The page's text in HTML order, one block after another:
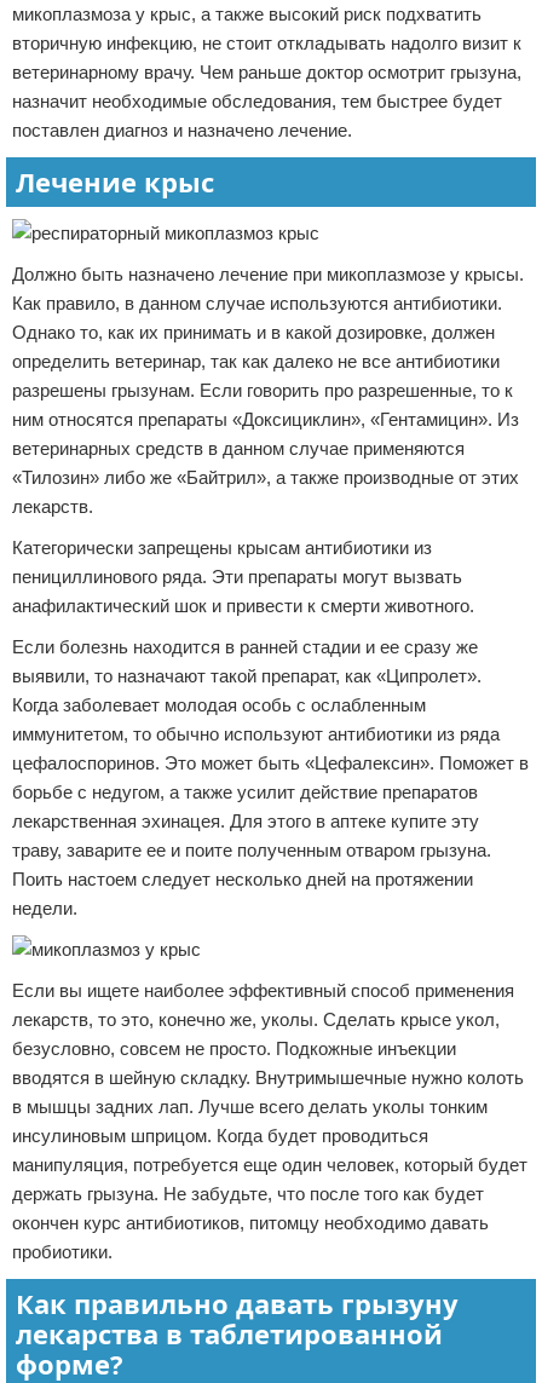
микоплазмоза у крыс, а также высокий риск подхватить
вторичную инфекцию, не стоит откладывать надолго визит к
ветеринарному врачу. Чем раньше доктор осмотрит грызуна,
назначит необходимые обследования, тем быстрее будет
поставлен диагноз и назначено лечение.
Лечение крыс
Должно быть назначено лечение при микоплазмозе у крысы.
Как правило, в данном случае используются антибиотики.
Однако то, как их принимать и в какой дозировке, должен
определить ветеринар, так как далеко не все антибиотики
разрешены грызунам. Если говорить про разрешенные, то к
ним относятся препараты «Доксициклин», «Гентамицин». Из
ветеринарных средств в данном случае применяются
«Тилозин» либо же «Байтрил», а также производные от этих
лекарств.
Категорически запрещены крысам антибиотики из
пенициллинового ряда. Эти препараты могут вызвать
анафилактический шок и привести к смерти животного.
Если болезнь находится в ранней стадии и ее сразу же
выявили, то назначают такой препарат, как «Ципролет».
Когда заболевает молодая особь с ослабленным
иммунитетом, то обычно используют антибиотики из ряда
цефалоспоринов. Это может быть «Цефалексин». Поможет в
борьбе с недугом, а также усилит действие препаратов
лекарственная эхинацея. Для этого в аптеке купите эту
траву, заварите ее и поите полученным отваром грызуна.
Поить настоем следует несколько дней на протяжении
недели.
Если вы ищете наиболее эффективный способ применения
лекарств, то это, конечно же, уколы. Сделать крысе укол,
безусловно, совсем не просто. Подкожные инъекции
вводятся в шейную складку. Внутримышечные нужно колоть
в мышцы задних лап. Лучше всего делать уколы тонким
инсулиновым шприцом. Когда будет проводиться
манипуляция, потребуется еще один человек, который будет
держать грызуна. Не забудьте, что после того как будет
окончен курс антибиотиков, питомцу необходимо давать
пробиотики.
Как правильно давать грызуну
лекарства в таблетированной
форме?